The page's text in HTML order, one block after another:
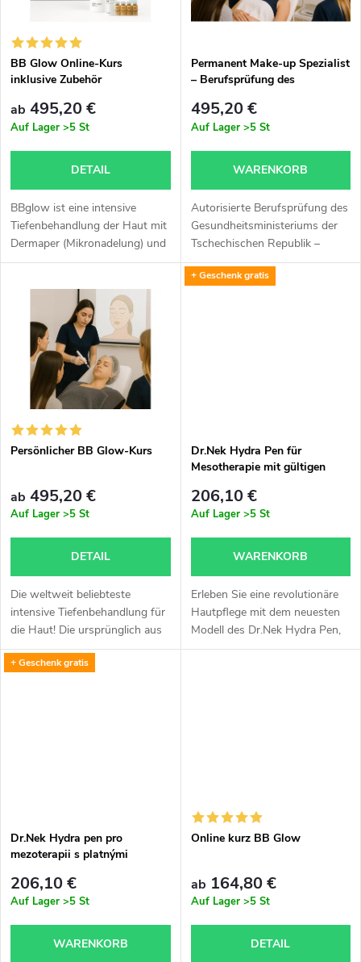
k
t
s
o
r
t
n
g
e
d
e
P
r
k
t
e
BB Glow Online-Kurs
inklusive Zubehör
ab 495,20 €
Auf Lager >5 St
DETAIL
BBglow ist eine intensive
Tiefenbehandlung der Haut mit
Dermaper (Mikronadelung) und
Ampullen, die mehr Vorteile
Gesichtsbehandlungen. Es
Permanent Make-up Spezialist
– Berufsprüfung des
Tschechischen Republik für
Tätigkeiten mit Verletzung der
495,20 €
Auf Lager >5 St
WARENKORB
Autorisierte Berufsprüfung des
Gesundheitsministeriums der
Tschechischen Republik –
Spezialist/in für Permanent
Make-up Die Prüfung ist für
Persönlicher BB Glow-Kurs
ab 495,20 €
Auf Lager >5 St
DETAIL
Die weltweit beliebteste
intensive Tiefenbehandlung für
die Haut! Die ursprünglich aus
Korea stammende BBglow-
Behandlung wurde 2015
+ Geschenk gratis
Dr.Nek Hydra Pen für
Mesotherapie mit gültigen
Verwendung in der EU plus
Dr.Nek Anti-Ageing Serum
206,10 €
Auf Lager >5 St
WARENKORB
Erleben Sie eine revolutionäre
Hautpflege mit dem neuesten
Modell des Dr.Nek Hydra Pen,
der Mikroneedling,
+ Geschenk gratis
Dr.Nek Hydra pen pro
mezoterapii s platnými
Dr.Nek DNA sérum s PDRN
(DNA lososa) - pro
206,10 €
Auf Lager >5 St
WARENKORB
Online kurz BB Glow
ab 164,80 €
Auf Lager >5 St
DETAIL